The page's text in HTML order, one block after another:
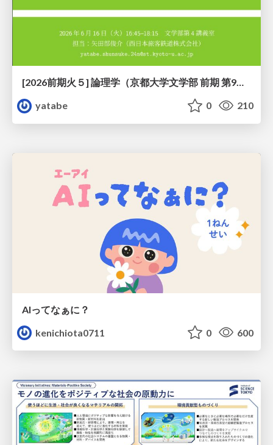
[2026前期火５] 論理学（京都大学文学部 前期 第9回）「正規化の停止性——ヒドラゲームによる証明」
yatabe
0 210
AIってなぁに？
kenichiota0711
0 600